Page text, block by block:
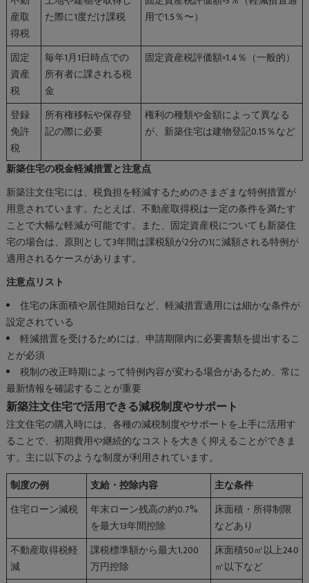
産取
得税
た際に1度だけ課税
用で1.5％〜）
固定
資産
税
毎年1月1日時点での
所有者に課される税
金
固定資産税評価額×1.4％（一般的）
登録
免許
税
所有権移転や保存登
記の際に必要
権利の種類や金額によって異なる
が、新築住宅は建物登記0.15％など
新築住宅の税金軽減措置と注意点
新築注文住宅には、税負担を軽減するためのさまざまな特例措置が
用意されています。たとえば、不動産取得税は一定の条件を満たす
ことで大幅な軽減が可能です。また、固定資産税についても新築住
宅の場合は、原則として3年間は課税額が2分の1に減額される特例が
適用されるケースがあります。
注意点リスト
住宅の床面積や居住開始日など、軽減措置適用には細かな条件が
設定されている
軽減措置を受けるためには、申請期限内に必要書類を提出するこ
とが必須
税制の改正時期によって特例内容が変わる場合があるため、常に
最新情報を確認することが重要
新築注文住宅で活用できる減税制度やサポート
注文住宅の購入時には、各種の減税制度やサポートを上手に活用す
ることで、初期費用や継続的なコストを大きく抑えることができま
す。主に以下のような制度が利用されています。
制度の例
支給・控除内容
主な条件
住宅ローン減税
年末ローン残高の約0.7%
を最大13年間控除
床面積・所得制限
などあり
不動産取得税軽
減
課税標準額から最大1,200
万円控除
床面積50㎡以上240
㎡以下など